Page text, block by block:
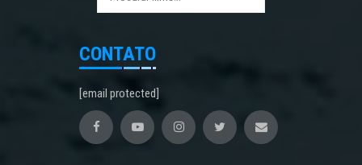
CONTATO
[email protected]